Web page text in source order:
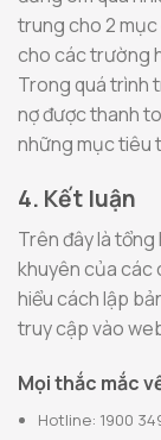
trung cho 2
cho các trường
Trong quá trình
nợ được thanh
những mục tiêu
4. Kết luận
Trên đây là tổng
khuyên của các
hiểu cách lập
truy cập vào
Mọi thắc mắc
Hotline: 1900